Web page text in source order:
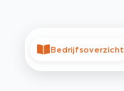
Bedrijfsoverzicht